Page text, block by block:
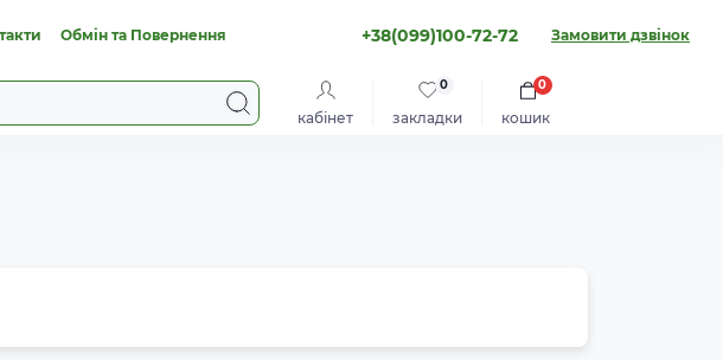
Обмін та Повернення +38(099)100-72-72 Замовити дзвінок
кабінет закладки
0
кошик
0